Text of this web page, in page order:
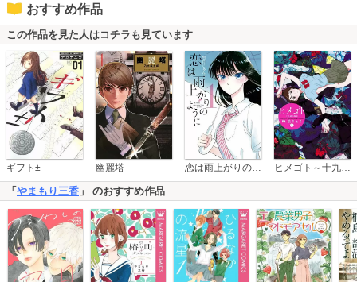
おすすめ作品
この作品を見た人はコチラも見ています
ギフト± 幽麗塔 恋は雨上がりのように ヒメゴト～十九歳の制服～
「 やまもり三香 」 のおすすめ作品